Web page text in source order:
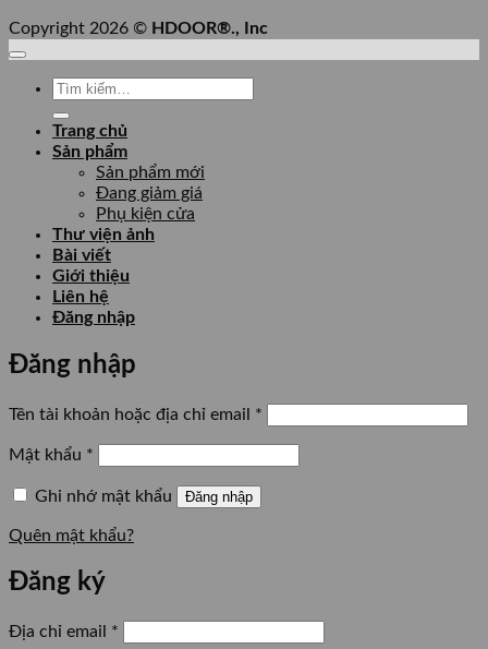
Copyright 2026 © HDOOR®., Inc
Tìm
Trang chủ
Sản phẩm
Sản phẩm mới
Đang giảm giá
Phụ kiện cửa
Thư viện ảnh
Bài viết
Giới thiệu
Liên hệ
Đăng nhập
Đăng nhập
Tên tài khoản hoặc địa chỉ email *
buộc
Mật khẩu *
buộc
Ghi nhớ mật khẩu
Đăng nhập
Quên mật khẩu?
Đăng ký
Địa chỉ email *